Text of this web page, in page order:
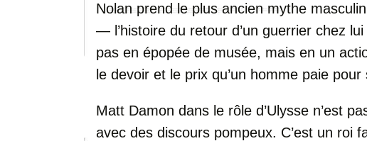
Nolan prend le plus ancien mythe
— l’histoire du retour d’un guerrier chez
pas en épopée de musée, mais en un
le devoir et le prix qu’un homme paie pour
Matt Damon dans le rôle d’Ulysse n’est
avec des discours pompeux. C’est un roi